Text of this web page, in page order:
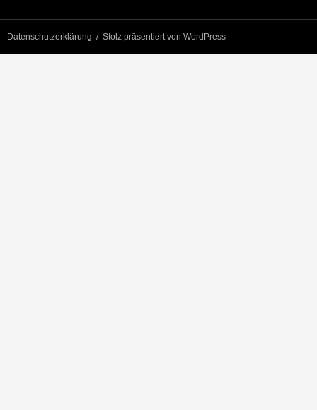
Datenschutzerklärung Stolz präsentiert von WordPress